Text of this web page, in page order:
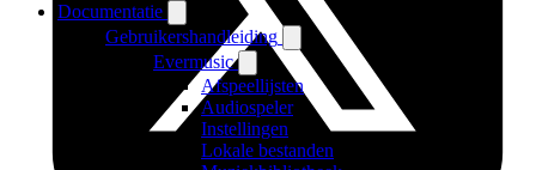
Documentatie
Gebruikershandleiding
Evermusic
Afspeellijsten
Audiospeler
Instellingen
Lokale bestanden